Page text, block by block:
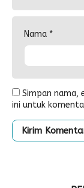
Nama *
Simpan nama,
ini untuk